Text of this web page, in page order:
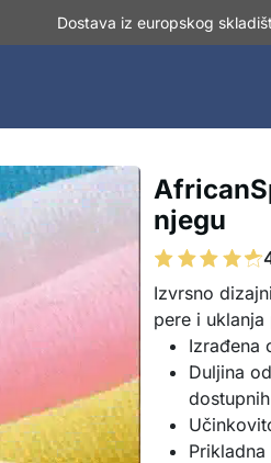
Dostava iz europskog
njegu
Izvrsno
pere i
Izrađena
Duljina